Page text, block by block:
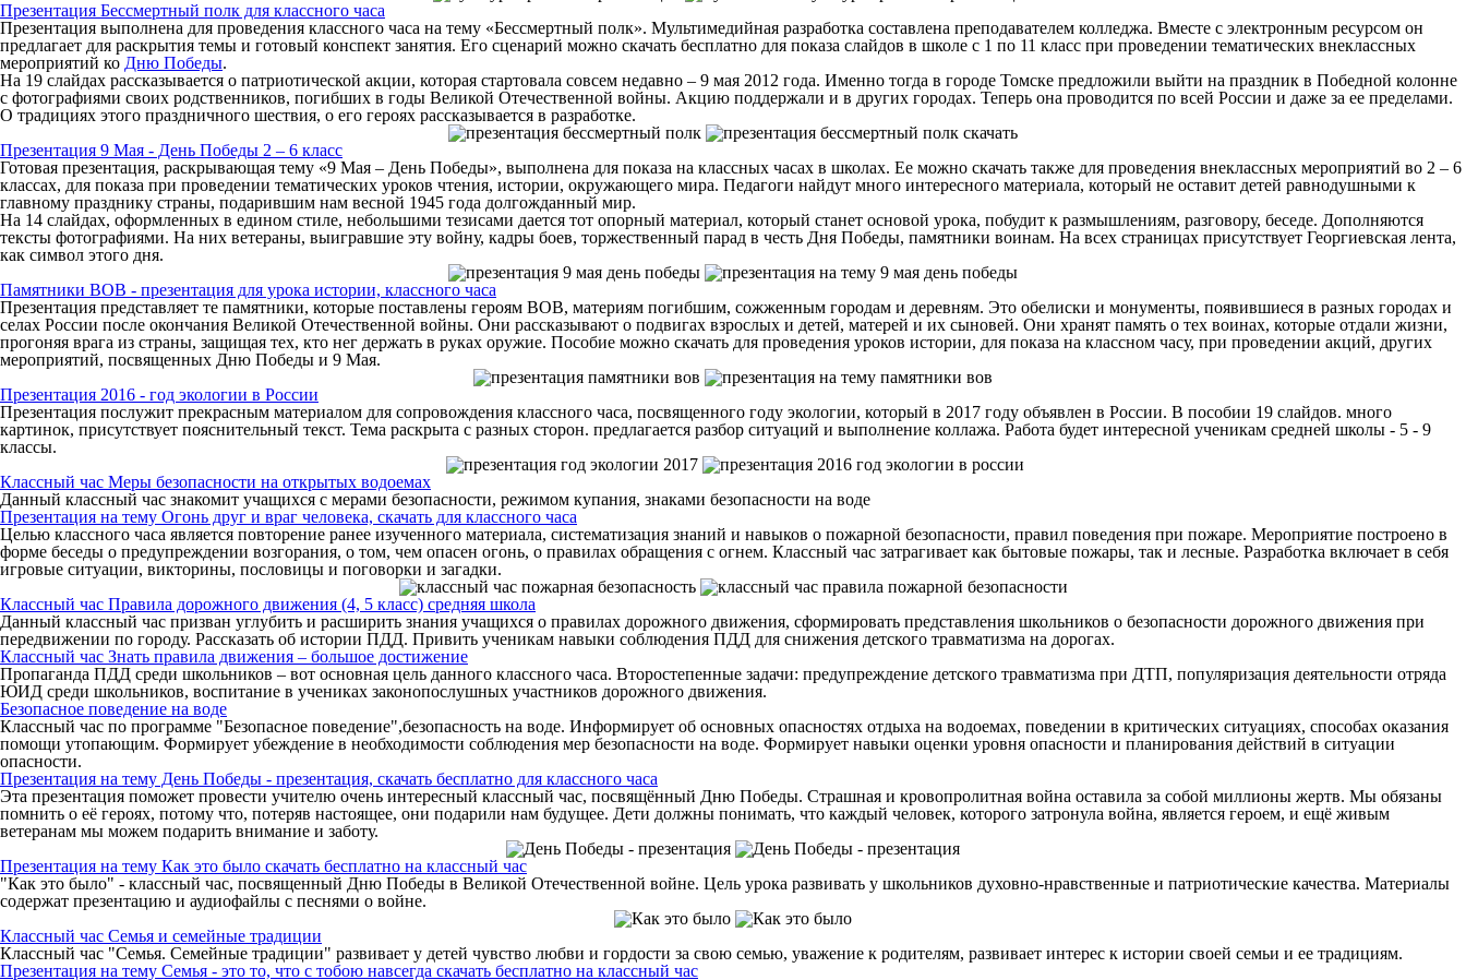
Презентация Бессмертный полк для классного часа
Презентация выполнена для проведения классного часа на тему «Бессмертный полк». Мультимедийная разработка составлена преподавателем колледжа. Вместе с электронным ресурсом он
предлагает для раскрытия темы и готовый конспект занятия. Его сценарий можно скачать бесплатно для показа слайдов в школе с 1 по 11 класс при проведении тематических внеклассных
мероприятий ко Дню Победы.
На 19 слайдах рассказывается о патриотической акции, которая стартовала совсем недавно – 9 мая 2012 года. Именно тогда в городе Томске предложили выйти на праздник в Победной колонне
с фотографиями своих родственников, погибших в годы Великой Отечественной войны. Акцию поддержали и в других городах. Теперь она проводится по всей России и даже за ее пределами.
О традициях этого праздничного шествия, о его героях рассказывается в разработке.
Презентация 9 Мая - День Победы 2 – 6 класс
Готовая презентация, раскрывающая тему «9 Мая – День Победы», выполнена для показа на классных часах в школах. Ее можно скачать также для проведения внеклассных мероприятий во 2 – 6
классах, для показа при проведении тематических уроков чтения, истории, окружающего мира. Педагоги найдут много интересного материала, который не оставит детей равнодушными к
главному празднику страны, подарившим нам весной 1945 года долгожданный мир.
На 14 слайдах, оформленных в едином стиле, небольшими тезисами дается тот опорный материал, который станет основой урока, побудит к размышлениям, разговору, беседе. Дополняются
тексты фотографиями. На них ветераны, выигравшие эту войну, кадры боев, торжественный парад в честь Дня Победы, памятники воинам. На всех страницах присутствует Георгиевская лента,
как символ этого дня.
Памятники ВОВ - презентация для урока истории, классного часа
Презентация представляет те памятники, которые поставлены героям ВОВ, материям погибшим, сожженным городам и деревням. Это обелиски и монументы, появившиеся в разных городах и
селах России после окончания Великой Отечественной войны. Они рассказывают о подвигах взрослых и детей, матерей и их сыновей. Они хранят память о тех воинах, которые отдали жизни,
прогоняя врага из страны, защищая тех, кто нег держать в руках оружие. Пособие можно скачать для проведения уроков истории, для показа на классном часу, при проведении акций, других
мероприятий, посвященных Дню Победы и 9 Мая.
Презентация 2016 - год экологии в России
Презентация послужит прекрасным материалом для сопровождения классного часа, посвященного году экологии, который в 2017 году объявлен в России. В пособии 19 слайдов. много
картинок, присутствует пояснительный текст. Тема раскрыта с разных сторон. предлагается разбор ситуаций и выполнение коллажа. Работа будет интересной ученикам средней школы - 5 - 9
классы.
Классный час Меры безопасности на открытых водоемах
Данный классный час знакомит учащихся с мерами безопасности, режимом купания, знаками безопасности на воде
Презентация на тему Огонь друг и враг человека, скачать для классного часа
Целью классного часа является повторение ранее изученного материала, систематизация знаний и навыков о пожарной безопасности, правил поведения при пожаре. Мероприятие построено в
форме беседы о предупреждении возгорания, о том, чем опасен огонь, о правилах обращения с огнем. Классный час затрагивает как бытовые пожары, так и лесные. Разработка включает в себя
игровые ситуации, викторины, пословицы и поговорки и загадки.
Классный час Правила дорожного движения (4, 5 класс) средняя школа
Данный классный час призван углубить и расширить знания учащихся о правилах дорожного движения, сформировать представления школьников о безопасности дорожного движения при
передвижении по городу. Рассказать об истории ПДД. Привить ученикам навыки соблюдения ПДД для снижения детского травматизма на дорогах.
Классный час Знать правила движения – большое достижение
Пропаганда ПДД среди школьников – вот основная цель данного классного часа. Второстепенные задачи: предупреждение детского травматизма при ДТП, популяризация деятельности отряда
ЮИД среди школьников, воспитание в учениках законопослушных участников дорожного движения.
Безопасное поведение на воде
Классный час по программе "Безопасное поведение",безопасность на воде. Информирует об основных опасностях отдыха на водоемах, поведении в критических ситуациях, способах оказания
помощи утопающим. Формирует убеждение в необходимости соблюдения мер безопасности на воде. Формирует навыки оценки уровня опасности и планирования действий в ситуации
опасности.
Презентация на тему День Победы - презентация, скачать бесплатно для классного часа
Эта презентация поможет провести учителю очень интересный классный час, посвящённый Дню Победы. Страшная и кровопролитная война оставила за собой миллионы жертв. Мы обязаны
помнить о её героях, потому что, потеряв настоящее, они подарили нам будущее. Дети должны понимать, что каждый человек, которого затронула война, является героем, и ещё живым
ветеранам мы можем подарить внимание и заботу.
Презентация на тему Как это было скачать бесплатно на классный час
"Как это было" - классный час, посвященный Дню Победы в Великой Отечественной войне. Цель урока развивать у школьников духовно-нравственные и патриотические качества. Материалы
содержат презентацию и аудиофайлы с песнями о войне.
Классный час Семья и семейные традиции
Классный час "Семья. Семейные традиции" развивает у детей чувство любви и гордости за свою семью, уважение к родителям, развивает интерес к истории своей семьи и ее традициям.
Презентация на тему Семья - это то, что с тобою навсегда скачать бесплатно на классный час